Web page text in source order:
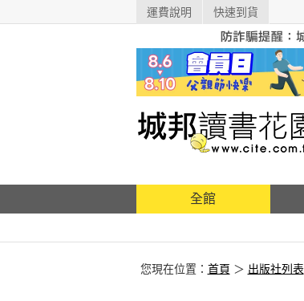
運費說明 快速到貨
全館
您現在位置： 首頁 ＞ 出版社列表